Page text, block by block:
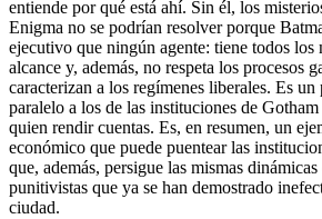
entiende por qué está ahí. Sin él, los
Enigma no se podrían resolver porque
ejecutivo que ningún agente: tiene todos los
alcance y, además, no respeta los procesos
caracterizan a los regímenes liberales. Es
paralelo a los de las instituciones de
quien rendir cuentas. Es, en resumen, un
económico que puede puentear las
que, además, persigue las mismas
punitivistas que ya se han demostrado
ciudad.